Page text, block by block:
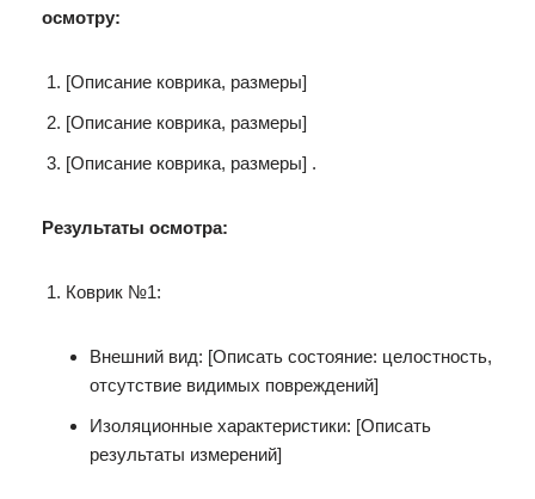
осмотру:
[Описание коврика, размеры]
[Описание коврика, размеры]
[Описание коврика, размеры] .
Результаты осмотра:
Коврик №1:
Внешний вид: [Описать состояние: целостность,
отсутствие видимых повреждений]
Изоляционные характеристики: [Описать
результаты измерений]